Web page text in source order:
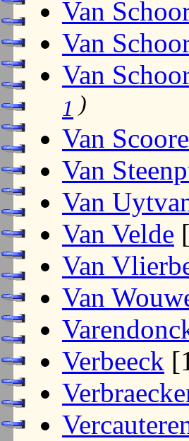
Van
Van
Van
1 )
Van Scoore
Van
Van
Van Velde
Van
Van
Verbeeck